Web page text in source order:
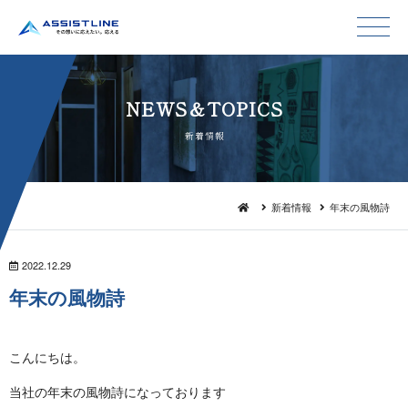
NEWS＆TO P I C S
新 着 情 報
新着情報 年末の風物詩
2022.12.29
年末 の 風 物 詩
こん に ち は 。
当社の年末の風物詩になって お り ま す